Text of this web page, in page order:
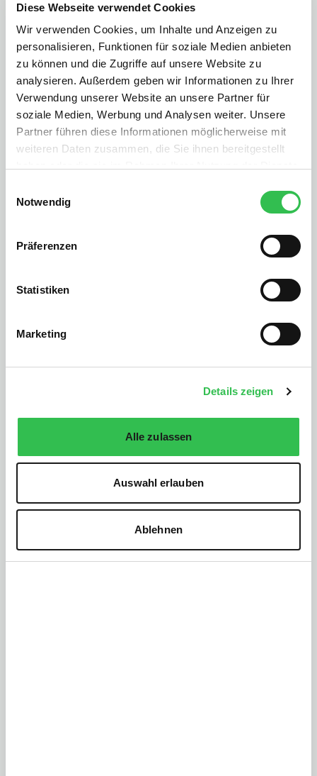
Diese Webseite verwendet Cookies
Wir verwenden Cookies, um Inhalte und Anzeigen zu
personalisieren, Funktionen für soziale Medien anbieten
zu können und die Zugriffe auf unsere Website zu
analysieren. Außerdem geben wir Informationen zu Ihrer
Verwendung unserer Website an unsere Partner für
soziale Medien, Werbung und Analysen weiter. Unsere
Partner führen diese Informationen möglicherweise mit
weiteren Daten zusammen, die Sie ihnen bereitgestellt
Notwendig
Präferenzen
Statistiken
Marketing
Details zeigen
Alle zulassen
Auswahl erlauben
Ablehnen
Würde zu einem Autohaus zurückkehren, das Bumper
24k €
jedes Jahr